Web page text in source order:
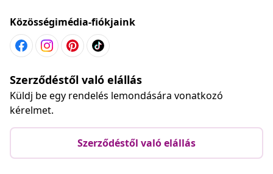
Közösségimédia-fiókjaink
Szerződéstől való elállás
Küldj be egy rendelés lemondására vonatkozó
kérelmet.
Szerződéstől való elállás